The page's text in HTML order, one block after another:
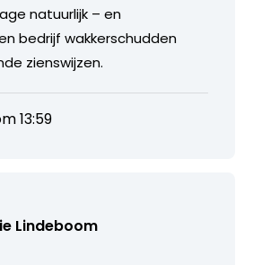
natuurlijk – en
bedrijf wakkerschudden
zienswijzen.
13:59
Lindeboom